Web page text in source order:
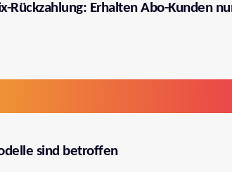
Rückzahlung: Erhalten Abo-Kunden
sind betroffen